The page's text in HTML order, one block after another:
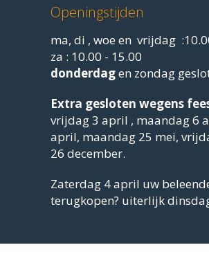
Openingstijden
ma, di , woe en vrijdag
za : 10.00 - 15.00
donderdagen zondag
Extra gesloten wegens
vrijdag 3 april , maandag 6
april, maandag 25 mei,
26 december.
Zaterdag 4 april uw
terugkopen? uiterlijk